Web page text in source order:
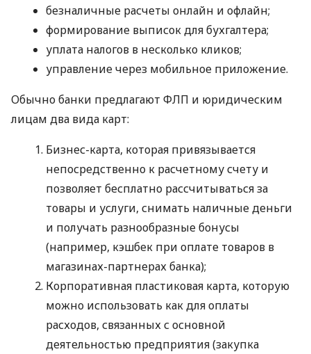
безналичные расчеты онлайн и офлайн;
формирование выписок для бухгалтера;
уплата налогов в несколько кликов;
управление через мобильное приложение.
Обычно банки предлагают ФЛП и юридическим
лицам два вида карт:
Бизнес-карта, которая привязывается
непосредственно к расчетному счету и
позволяет бесплатно рассчитываться за
товары и услуги, снимать наличные деньги
и получать разнообразные бонусы
(например, кэшбек при оплате товаров в
магазинах-партнерах банка);
Корпоративная пластиковая карта, которую
можно использовать как для оплаты
расходов, связанных с основной
деятельностью предприятия (закупка